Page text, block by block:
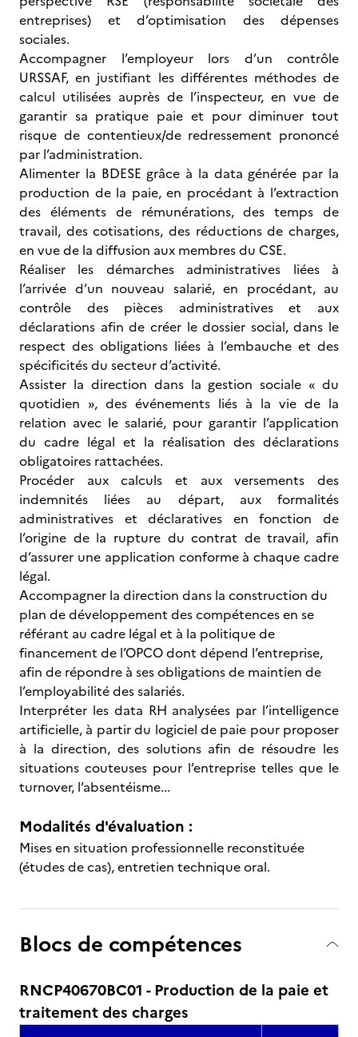
entreprises) et d’optimisation des dépenses
sociales.
Accompagner l’employeur lors d’un contrôle
URSSAF, en justifiant les différentes méthodes de
calcul utilisées auprès de l’inspecteur, en vue de
garantir sa pratique paie et pour diminuer tout
risque de contentieux/de redressement prononcé
par l’administration.
Alimenter la BDESE grâce à la data générée par la
production de la paie, en procédant à l’extraction
des éléments de rémunérations, des temps de
travail, des cotisations, des réductions de charges,
en vue de la diffusion aux membres du CSE.
Réaliser les démarches administratives liées à
l’arrivée d’un nouveau salarié, en procédant, au
contrôle des pièces administratives et aux
déclarations afin de créer le dossier social, dans le
respect des obligations liées à l’embauche et des
spécificités du secteur d’activité.
Assister la direction dans la gestion sociale « du
quotidien », des événements liés à la vie de la
relation avec le salarié, pour garantir l’application
du cadre légal et la réalisation des déclarations
obligatoires rattachées.
Procéder aux calculs et aux versements des
indemnités liées au départ, aux formalités
administratives et déclaratives en fonction de
l’origine de la rupture du contrat de travail, afin
d’assurer une application conforme à chaque cadre
légal.
Accompagner la direction dans la construction du
plan de développement des compétences en se
référant au cadre légal et à la politique de
financement de l’OPCO dont dépend l’entreprise,
afin de répondre à ses obligations de maintien de
l’employabilité des salariés.
Interpréter les data RH analysées par l’intelligence
artificielle, à partir du logiciel de paie pour proposer
à la direction, des solutions afin de résoudre les
situations couteuses pour l’entreprise telles que le
turnover, l’absentéisme...
Modalités d'évaluation :
Mises en situation professionnelle reconstituée
(études de cas), entretien technique oral.
Blocs de compétences
RNCP40670BC01 - Production de la paie et
traitement des charges